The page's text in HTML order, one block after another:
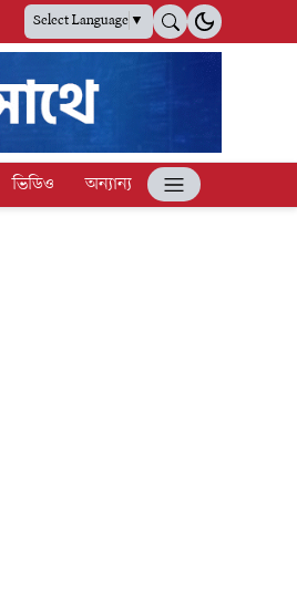
Select Language▼
ভিডিও অন্যান্য